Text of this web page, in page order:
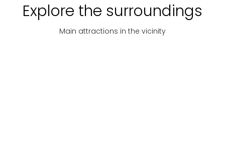
Explore the surroundings
Main attractions in the vicinity